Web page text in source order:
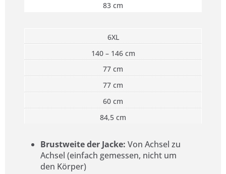
83 cm
6XL
140 – 146 cm
77 cm
77 cm
60 cm
84,5 cm
Brustweite der Jacke: Von Achsel zu
Achsel (einfach gemessen, nicht um
den Körper)